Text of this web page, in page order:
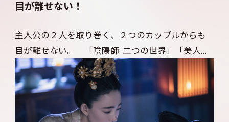
目が離せない！
主人公の２人を取り巻く、２つのカップルからも
目が離せない。 「陰陽師: 二つの世界」「美人心
計～一人の妃と二人の皇帝」などのワン・リーク
ンが演じるのは、婚約者を失い、深い悲しみに暮
れる柔嘉公主・劉皎（りゅうきょう）。そして、か
つて自分を救ってくれた公主に想いを寄せる沈驚